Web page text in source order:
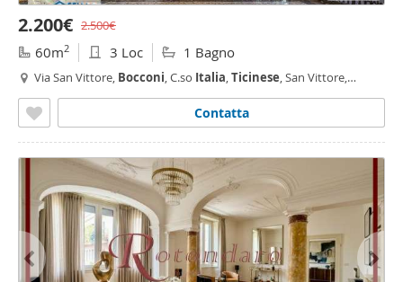
2.200€ 2.500€
60m2 3 Loc 1 Bagno
Via San Vittore, Bocconi, C.so Italia,Ticinese, San Vittore,
Contatta